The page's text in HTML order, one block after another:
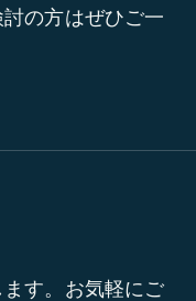
の方はぜひご一
す。お気軽にご